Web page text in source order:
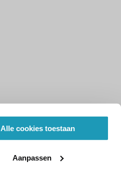
Alle cookies toestaan
Aanpassen